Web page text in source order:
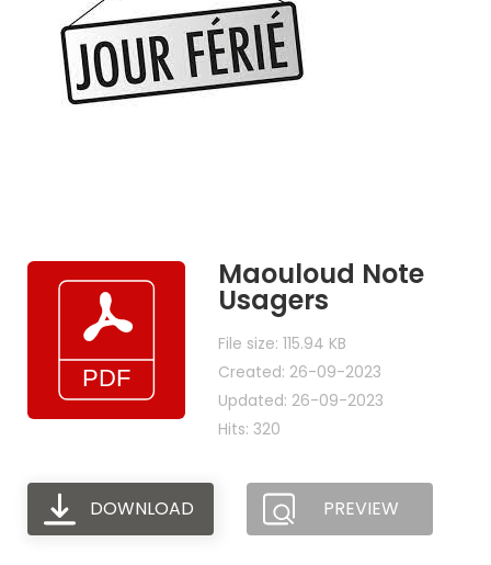
28
septembre
2023
Maouloud Note
Usagers
File size: 115.94 KB
Created: 26-09-2023
Updated: 26-09-2023
Hits: 320
DOWNLOAD PREVIEW